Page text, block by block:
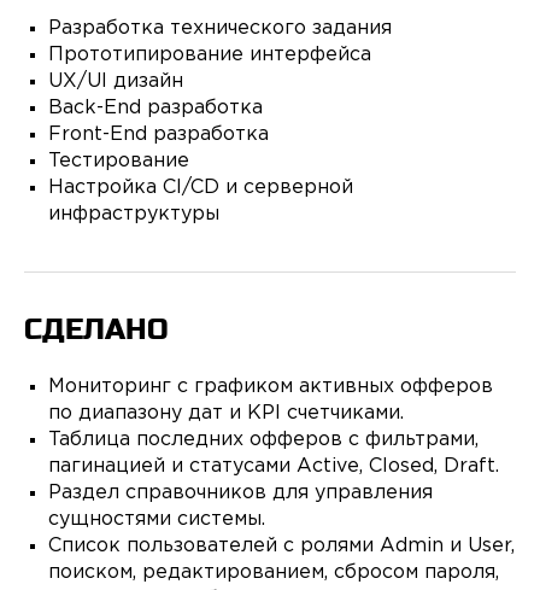
Разработка технического задания
Прототипирование интерфейса
UX/UI дизайн
Back-End разработка
Front-End разработка
Тестирование
Настройка CI/CD и серверной
инфраструктуры
СДЕЛАНО
Мониторинг с графиком активных офферов
по диапазону дат и KPI счетчиками.
Таблица последних офферов с фильтрами,
пагинацией и статусами Active, Closed, Draft.
Раздел справочников для управления
сущностями системы.
Список пользователей с ролями Admin и User,
поиском, редактированием, сбросом пароля,